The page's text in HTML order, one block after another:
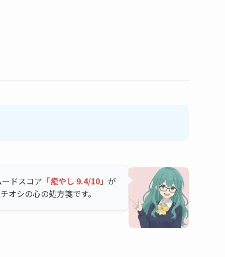
ドスコア 「癒やし 9.4/10」 が
オシの心の処方箋です。